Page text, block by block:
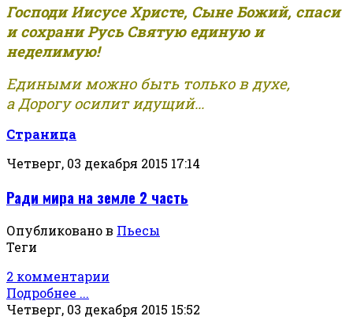
Господи Иисусе Христе, Сыне Божий, спаси
и сохрани Русь Святую единую и
неделимую!
Едиными можно быть только в духе,
а Дорогу осилит идущий...
Страница
Четверг, 03 декабря 2015 17:14
Ради мира на земле 2 часть
Опубликовано в Пьесы
Теги
2 комментарии
Подробнее ...
Четверг, 03 декабря 2015 15:52